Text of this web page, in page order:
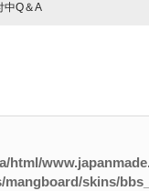
中Q＆A
html/
skins/